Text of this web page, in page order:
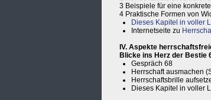
3 Beispiele für eine
4 Praktische Formen von
Dieses Kapitel in voller
Internetseite zu
IV. Aspekte
Blicke ins Herz der Bestie
Gespräch 68
Herrschaft ausmachen
Herrschaftsbrille
Dieses Kapitel in voller